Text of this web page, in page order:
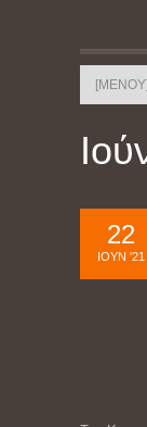
22
ΙΟΎΝ '21